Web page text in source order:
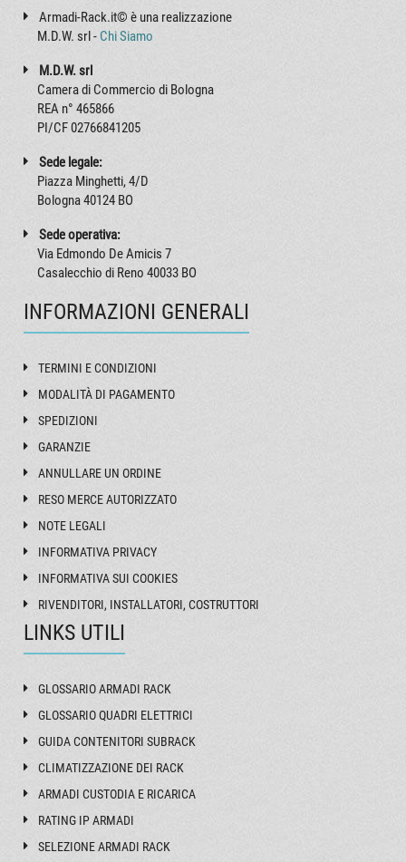
Armadi-Rack.it© è una realizzazione
M.D.W. srl - Chi Siamo
M.D.W. srl
Camera di Commercio di Bologna
REA n° 465866
PI/CF 02766841205
Sede legale:
Piazza Minghetti, 4/D
Bologna 40124 BO
Sede operativa:
Via Edmondo De Amicis 7
Casalecchio di Reno 40033 BO
INFORMAZIONI GENERALI
TERMINI E CONDIZIONI
MODALITÀ DI PAGAMENTO
SPEDIZIONI
GARANZIE
ANNULLARE UN ORDINE
RESO MERCE AUTORIZZATO
NOTE LEGALI
INFORMATIVA PRIVACY
INFORMATIVA SUI COOKIES
RIVENDITORI, INSTALLATORI, COSTRUTTORI
LINKS UTILI
GLOSSARIO ARMADI RACK
GLOSSARIO QUADRI ELETTRICI
GUIDA CONTENITORI SUBRACK
CLIMATIZZAZIONE DEI RACK
ARMADI CUSTODIA E RICARICA
RATING IP ARMADI
SELEZIONE ARMADI RACK